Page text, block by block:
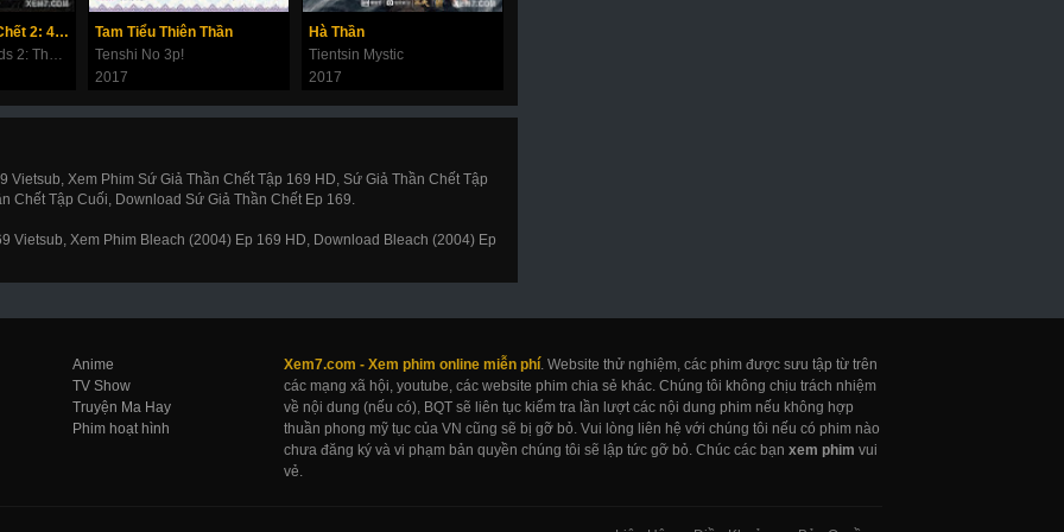
Thử Thách Thần Chết 2: 49 Ngày Cuối Cùng
Along With the Gods 2: The Last 49 Days
Tam Tiểu Thiên Thần
Tenshi No 3p!
2017
Hà Thần
Tientsin Mystic
2017
Vietsub, Xem Phim Sứ Giả Thần Chết Tập 169 HD, Sứ Giả Thần Chết Tập
Chết Tập Cuối, Download Sứ Giả Thần Chết Ep 169.
Vietsub, Xem Phim Bleach (2004) Ep 169 HD, Download Bleach (2004) Ep
Anime
TV Show
Truyện Ma Hay
Phim hoạt hình
Xem7.com - Xem phim online miễn phí. Website thử nghiệm, các phim được sưu tập từ trên
các mạng xã hội, youtube, các website phim chia sẻ khác. Chúng tôi không chịu trách nhiệm
về nội dung (nếu có), BQT sẽ liên tục kiểm tra lần lượt các nội dung phim nếu không hợp
thuần phong mỹ tục của VN cũng sẽ bị gỡ bỏ. Vui lòng liên hệ với chúng tôi nếu có phim nào
chưa đăng ký và vi phạm bản quyền chúng tôi sẽ lập tức gỡ bỏ. Chúc các bạn xem phim vui
vẻ.